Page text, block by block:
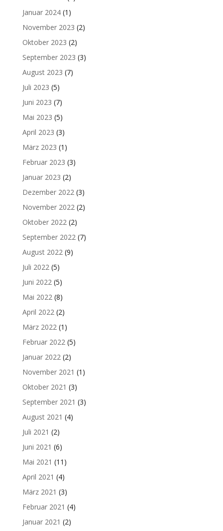
Januar 2024(1)
November 2023 (2)
Oktober 2023 (2)
September 2023 (3)
August 2023 (7)
Juli 2023 (5)
Juni 2023 (7)
Mai 2023 (5)
April 2023 (3)
März 2023 (1)
Februar 2023 (3)
Januar 2023 (2)
Dezember 2022(3)
November 2022(2)
Oktober 2022(2)
September 2022(7)
August 2022(9)
Juli 2022(5)
Juni 2022(5)
Mai 2022(8)
April 2022(2)
März 2022(1)
Februar 2022(5)
Januar 2022(2)
November 2021 (1)
Oktober 2021 (3)
September 2021 (3)
August 2021 (4)
Juli 2021 (2)
Juni 2021 (6)
Mai 2021 (11)
April 2021 (4)
März 2021 (3)
Februar 2021 (4)
Januar 2021 (2)